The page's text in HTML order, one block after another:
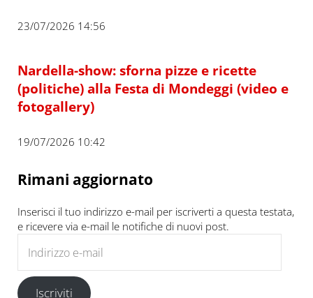
23/07/2026 14:56
Nardella-show: sforna pizze e ricette
(politiche) alla Festa di Mondeggi (video e
fotogallery)
19/07/2026 10:42
Rimani aggiornato
Inserisci il tuo indirizzo e-mail per iscriverti a questa testata,
e ricevere via e-mail le notifiche di nuovi post.
Iscriviti